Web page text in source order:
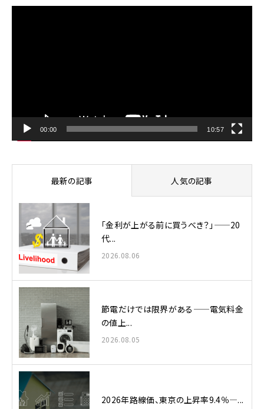
00:00 10:57
最新の記事 人気の記事
「金利が上がる前に買うべき？」——20
代...
2026.08.06
節電だけでは限界がある——電気料金
の値上...
2026.08.05
2026年路線価、東京の上昇率9.4％—...